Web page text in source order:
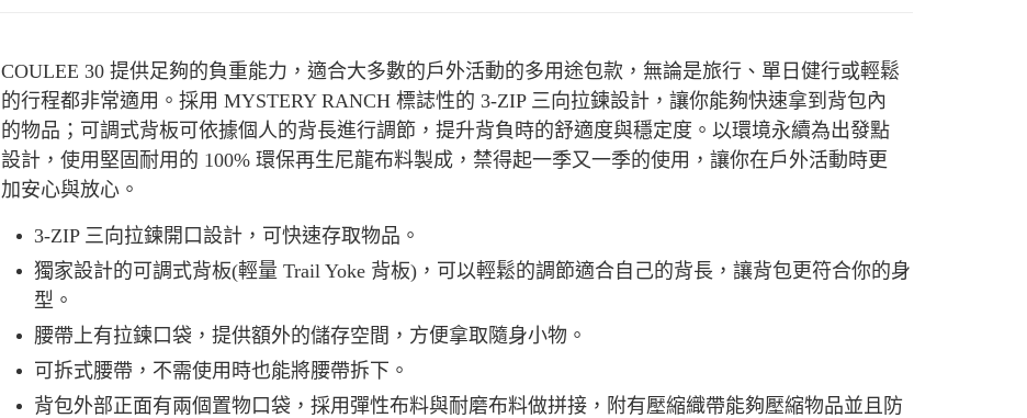
宅配
每筆NT$80，滿NT$490(含以上)免運費
離島宅配
免運費
COULEE 30 提供足夠的負重能力，適合大多數的戶外活動的多用途包款，無論是旅行、單日健行或輕鬆
的行程都非常適用。採用 MYSTERY RANCH 標誌性的 3-ZIP 三向拉鍊設計，讓你能夠快速拿到背包內
的物品；可調式背板可依據個人的背長進行調節，提升背負時的舒適度與穩定度。以環境永續為出發點
設計，使用堅固耐用的 100% 環保再生尼龍布料製成，禁得起一季又一季的使用，讓你在戶外活動時更
加安心與放心。
3-ZIP 三向拉鍊開口設計，可快速存取物品。
獨家設計的可調式背板(輕量 Trail Yoke 背板)，可以輕鬆的調節適合自己的背長，讓背包更符合你的身
型。
腰帶上有拉鍊口袋，提供額外的儲存空間，方便拿取隨身小物。
可拆式腰帶，不需使用時也能將腰帶拆下。
背包外部正面有兩個置物口袋，採用彈性布料與耐磨布料做拼接，附有壓縮織帶能夠壓縮物品並且防